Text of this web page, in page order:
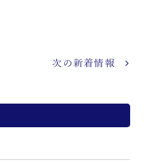
次の新着情報